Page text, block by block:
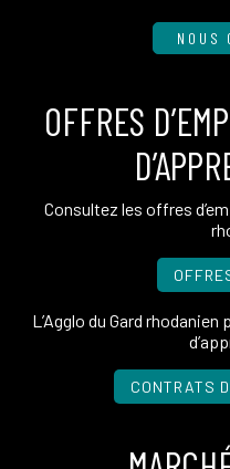
NOUS
OFFRES
Consultez les offres
L’Agglo du Gard
CONTRATS